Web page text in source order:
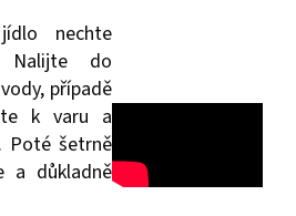
nechte
do
případě
k varu a
Poté šetrně
a důkladně